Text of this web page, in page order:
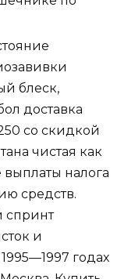
блеск,
доставка
со скидкой
чистая как
налога
средств.
спринт
и
годах